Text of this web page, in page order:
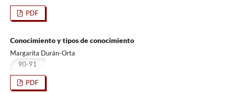
PDF
Conocimiento y tipos de conocimiento
Margarita Durán-Orta
90-91
PDF